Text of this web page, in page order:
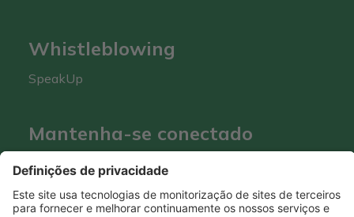
Whistleblowing
SpeakUp
Mantenha-se conectado